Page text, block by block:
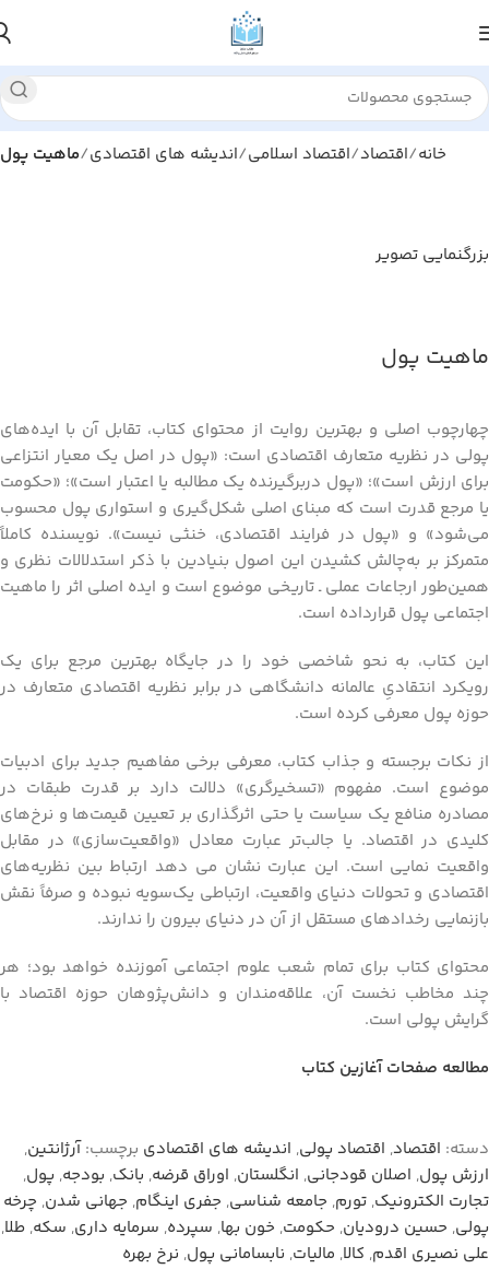
خانه اقتصاد اقتصاد اسلامی اندیشه های اقتصادی ماهیت پول
بزرگنمایی تصویر
ماهیت پول
چهارچوب اصلی و بهترین روایت از محتوای کتاب، تقابل آن با ایده‌های
پولی در نظریه متعارف اقتصادی است: «پول در اصل یک معیار انتزاعی
برای ارزش است»؛ «پول دربرگیرنده یک مطالبه یا اعتبار است»؛ «حکومت
یا مرجع قدرت است که مبنای اصلی شکل‌گیری و استواری پول محسوب
می‌شود» و «پول در فرایند اقتصادی، خنثی نیست». نویسنده کاملاً
متمرکز بر به‌چالش کشیدن این اصول بنیادین با ذکر استدلالات نظری و
همین‌طور ارجاعات عملی ـ تاریخی موضوع است و ایده اصلی اثر را ماهیت
اجتماعی پول قرارداده است.
این کتاب، به‌ نحو شاخصی خود را در جایگاه بهترین مرجع برای یک
رویکرد انتقادیِ عالمانه دانشگاهی در برابر نظریه اقتصادی متعارف در
حوزه پول معرفی کرده است.
از نکات برجسته و جذاب کتاب، معرفی برخی مفاهیم جدید برای ادبیات
موضوع است. مفهوم «تسخیرگری» دلالت دارد بر قدرت طبقات در
مصادره منافع یک سیاست یا حتی اثرگذاری بر تعیین قیمت‌ها و نرخ‌های
کلیدی در اقتصاد. یا جالب‌تر عبارت معادل «واقعیت‌سازی» در مقابل
واقعیت نمایی است. این عبارت نشان می دهد ارتباط بین نظریه‌های
اقتصادی و تحولات دنیای واقعیت، ارتباطی یک‌سویه نبوده و صرفاً نقش
بازنمایی رخدادهای مستقل از آن در دنیای بیرون را ندارند.
محتوای کتاب برای تمام شعب علوم اجتماعی آموزنده خواهد بود؛ هر
چند مخاطب نخست آن، علاقه‌مندان و دانش‌پژوهان حوزه اقتصاد با
گرایش پولی است.
مطالعه صفحات آغازین کتاب
دسته: اقتصاد, اقتصاد پولی, اندیشه های اقتصادی برچسب: آرژانتین,
ارزش پول, اصلان قودجانی, انگلستان, اوراق قرضه, بانک, بودجه, پول,
تجارت الکترونیک, تورم, جامعه شناسی, جفری اینگام, جهانی شدن, چرخه
پولی, حسین درودیان, حکومت, خون بها, سپرده, سرمایه داری, سکه, طلا,
علی نصیری اقدم, کالا, مالیات, نابسامانی پول, نرخ بهره